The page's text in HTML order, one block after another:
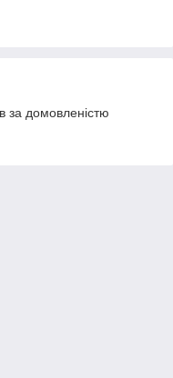
за домовленістю